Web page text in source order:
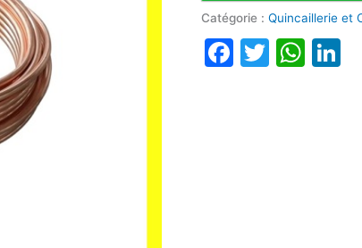
Catégorie :Quincaillerie et
Facebook
Twitter